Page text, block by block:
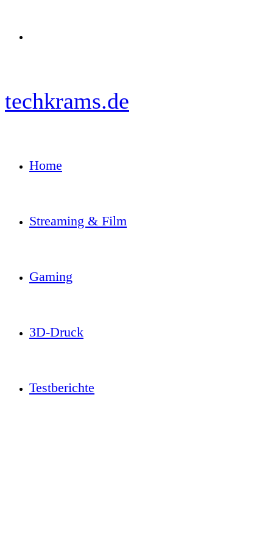
techkrams.de
Home
Streaming & Film
Gaming
3D-Druck
Testberichte